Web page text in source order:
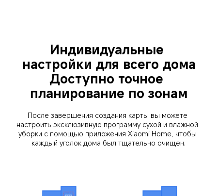
Индивидуальные
настройки для всего дома
Доступно точное
планирование по зонам
После завершения создания карты вы можете
настроить эксклюзивную программу сухой и влажной
уборки с помощью приложения Xiaomi Home, чтобы
каждый уголок дома был тщательно очищен.